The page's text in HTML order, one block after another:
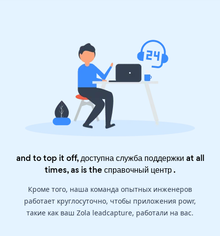
and to top it off, доступна служба поддержки at all
times, as is theсправочный центр.
Кроме того, наша команда опытных инженеров
работает круглосуточно, чтобы приложения powr,
такие как ваш Zola leadcapture, работали на вас.